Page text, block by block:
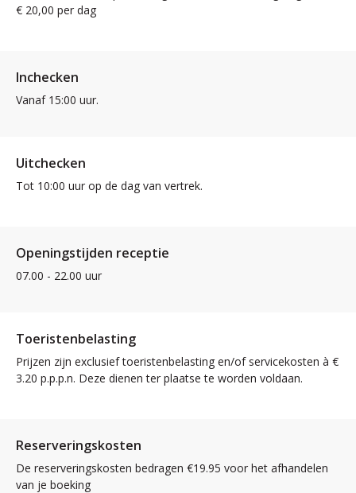
€ 20,00 per dag
Inchecken
Vanaf 15:00 uur.
Uitchecken
Tot 10:00 uur op de dag van vertrek.
Openingstijden receptie
07.00 - 22.00 uur
Toeristenbelasting
Prijzen zijn exclusief toeristenbelasting en/of servicekosten à €
3.20 p.p.p.n. Deze dienen ter plaatse te worden voldaan.
Reserveringskosten
De reserveringskosten bedragen €19.95 voor het afhandelen
van je boeking